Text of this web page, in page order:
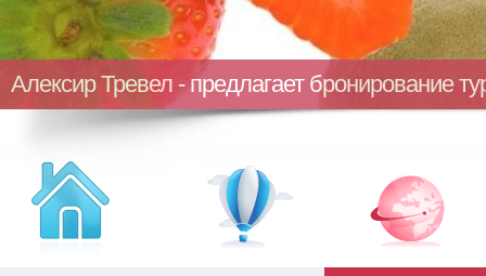
Алексир Тревел - предлагает бронирование